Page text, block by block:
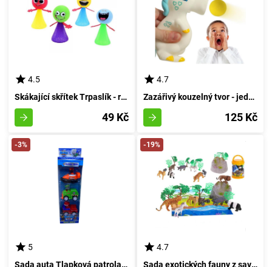
4.5
Skákající skřítek Trpaslík - rudý
49 Kč
4.7
Zazářivý kouzelný tvor - jednorožec
125 Kč
-3%
5
Sada auta Tlapková patrola - 3 kusy
-19%
4.7
Sada exotických fauny z savany s příslušenstvím a podložkou